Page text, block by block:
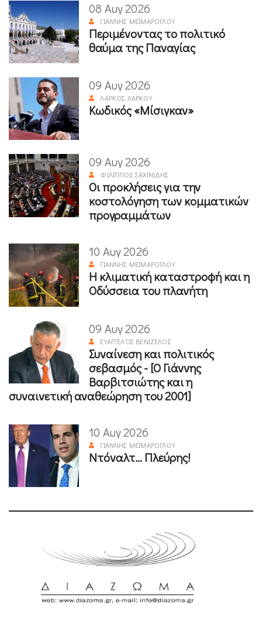
08 Αυγ 2026
ΓΙΆΝΝΗΣ ΜΕΪΜΆΡΟΓΛΟΥ
Περιμένοντας το πολιτικό
θαύμα της Παναγίας
09 Αυγ 2026
ΛΆΡΚΟΣ ΛΆΡΚΟΥ
Κωδικός «Μίσιγκαν»
09 Αυγ 2026
ΦΊΛΙΠΠΟΣ ΣΑΧΙΝΊΔΗΣ
Οι προκλήσεις για την
κοστολόγηση των κομματικών
προγραμμάτων
10 Αυγ 2026
ΓΙΆΝΝΗΣ ΜΕΪΜΆΡΟΓΛΟΥ
Η κλιματική καταστροφή και η
Οδύσσεια του πλανήτη
09 Αυγ 2026
ΕΥΆΓΓΕΛΟΣ ΒΕΝΙΖΈΛΟΣ
Συναίνεση και πολιτικός
σεβασμός - [Ο Γιάννης
Βαρβιτσιώτης και η
συναινετική αναθεώρηση του 2001]
10 Αυγ 2026
ΓΙΆΝΝΗΣ ΜΕΪΜΆΡΟΓΛΟΥ
Ντόναλτ… Πλεύρης!